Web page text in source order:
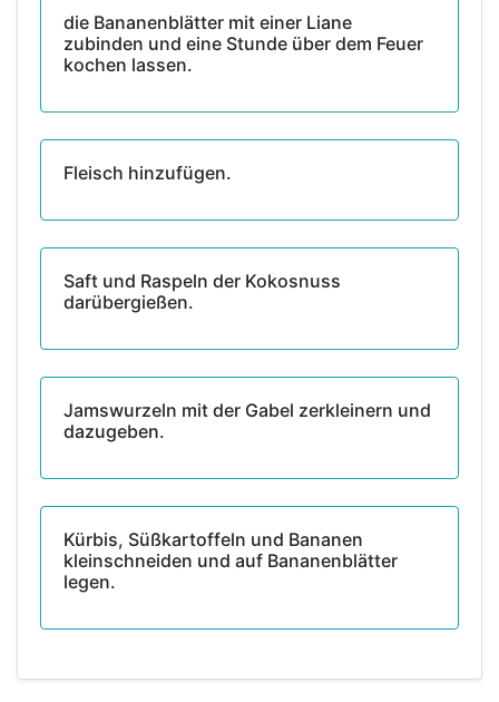
die Bananenblätter mit einer Liane
zubinden und eine Stunde über dem Feuer
kochen lassen.
Fleisch hinzufügen.
Saft und Raspeln der Kokosnuss
darübergießen.
Jamswurzeln mit der Gabel zerkleinern und
dazugeben.
Kürbis, Süßkartoffeln und Bananen
kleinschneiden und auf Bananenblätter
legen.